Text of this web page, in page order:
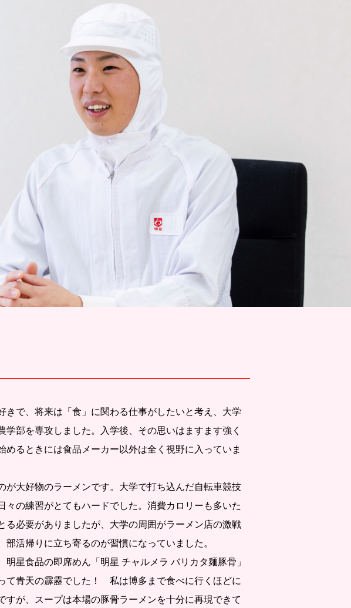
きで、将来は「食」に関わる仕事がしたいと考え、大学
学部を専攻しました。入学後、その思いはますます強く
めるときには食品メーカー以外は全く視野に入っていま
が大好物のラーメンです。大学で打ち込んだ自転車競技
々の練習がとてもハードでした。消費カロリーも多いた
る必要がありましたが、大学の周囲がラーメン店の激戦
部活帰りに立ち寄るのが習慣になっていました。
明星食品の即席めん「明星 チャルメラ バリカタ麺豚骨」
て青天の霹靂でした！ 私は博多まで食べに行くほどに
すが、スープは本場の豚骨ラーメンを十分に再現できて